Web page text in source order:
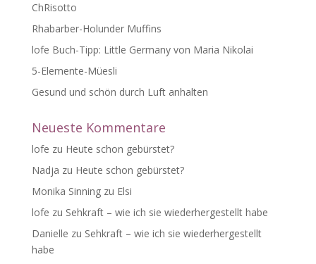
ChRisotto
Rhabarber-Holunder Muffins
lofe Buch-Tipp: Little Germany von Maria Nikolai
5-Elemente-Müesli
Gesund und schön durch Luft anhalten
Neueste Kommentare
lofe zu Heute schon gebürstet?
Nadja zu Heute schon gebürstet?
Monika Sinningzu Elsi
lofe zu Sehkraft – wie ich sie wiederhergestellt habe
Danielle zu Sehkraft – wie ich sie wiederhergestellt
habe